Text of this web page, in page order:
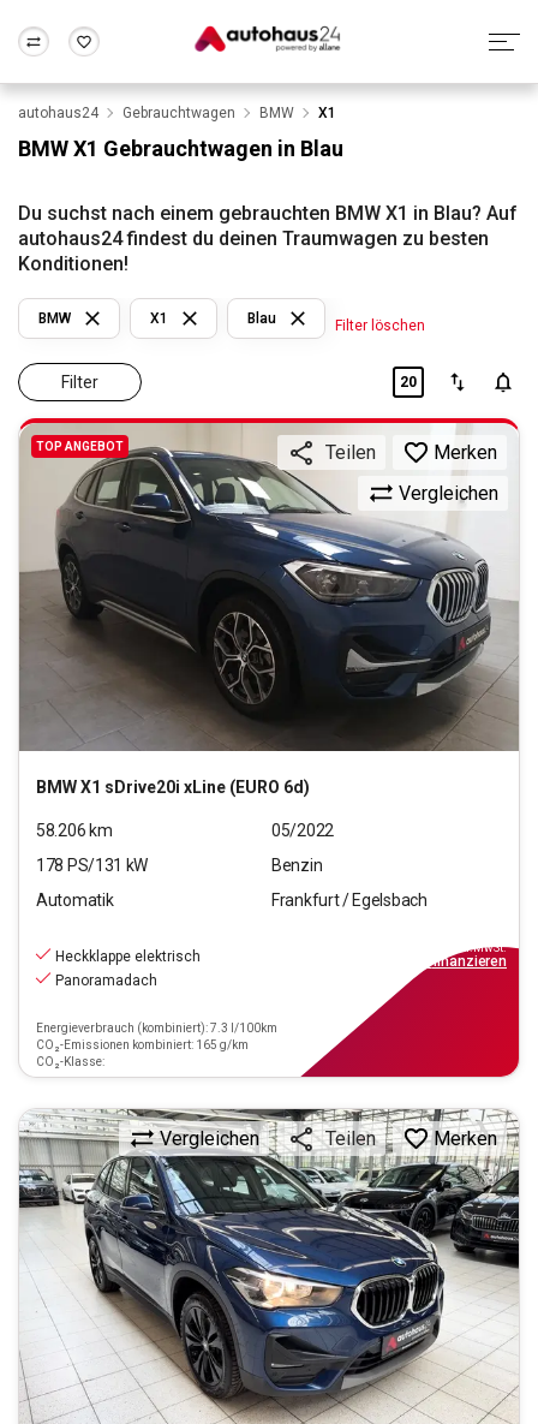
Wir bewerten dein Auto
Alle Fragen & Antworten
Rund um die Inzahlungnahme
Frankfurt Wuppertal
autohaus24 Gebrauchtwagen BMW X1
BMW X1 Gebrauchtwagen in Blau
Du suchst nach einem gebrauchten BMW X1 in Blau? Auf
autohaus24 findest du deinen Traumwagen zu besten
Konditionen!
Filter
BMW X1 Blau Filter löschen
20
TOP ANGEBOT
BMWX1 sDrive20i xLine (EURO 6d)
Vergleichen
Teilen Merken
58.206 km
05/2022
178 PS/131 kW
Benzin
Automatik
Frankfurt / Egelsbach
Heckklappe elektrisch
Panoramadach
Energieverbrauch (kombiniert): 7.3 l/100km
CO₂-Emissionen kombiniert: 165 g/km
CO₂-Klasse:
inkl.MwSt.
finanzieren
Vergleichen Teilen Merken